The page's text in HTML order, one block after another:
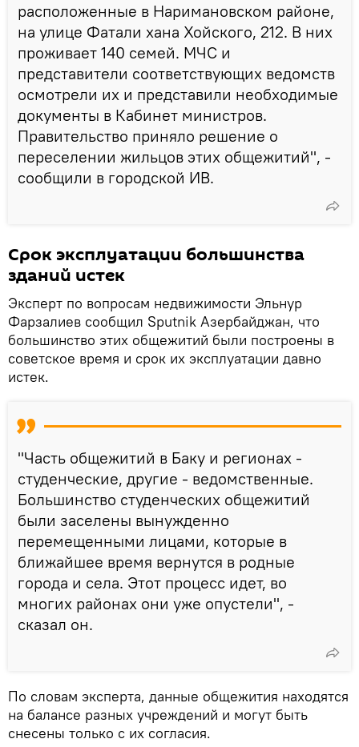
расположенные в Наримановском районе,
на улице Фатали хана Хойского, 212. В них
проживает 140 семей. МЧС и
представители соответствующих ведомств
осмотрели их и представили необходимые
документы в Кабинет министров.
Правительство приняло решение о
переселении жильцов этих общежитий", -
сообщили в городской ИВ.
Срок эксплуатации большинства
зданий истек
Эксперт по вопросам недвижимости Эльнур
Фарзалиев сообщил Sputnik Азербайджан, что
большинство этих общежитий были построены в
советское время и срок их эксплуатации давно
истек.
"Часть общежитий в Баку и регионах -
студенческие, другие - ведомственные.
Большинство студенческих общежитий
были заселены вынужденно
перемещенными лицами, которые в
ближайшее время вернутся в родные
города и села. Этот процесс идет, во
многих районах они уже опустели", -
сказал он.
По словам эксперта, данные общежития находятся
на балансе разных учреждений и могут быть
снесены только с их согласия.